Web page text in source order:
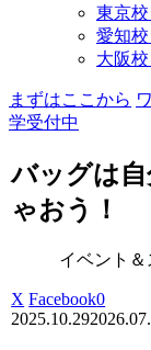
東京
愛知
大阪
まずはここから
学受付中
バッグは
ゃおう！
イベント
X Facebook0
2025.10.29